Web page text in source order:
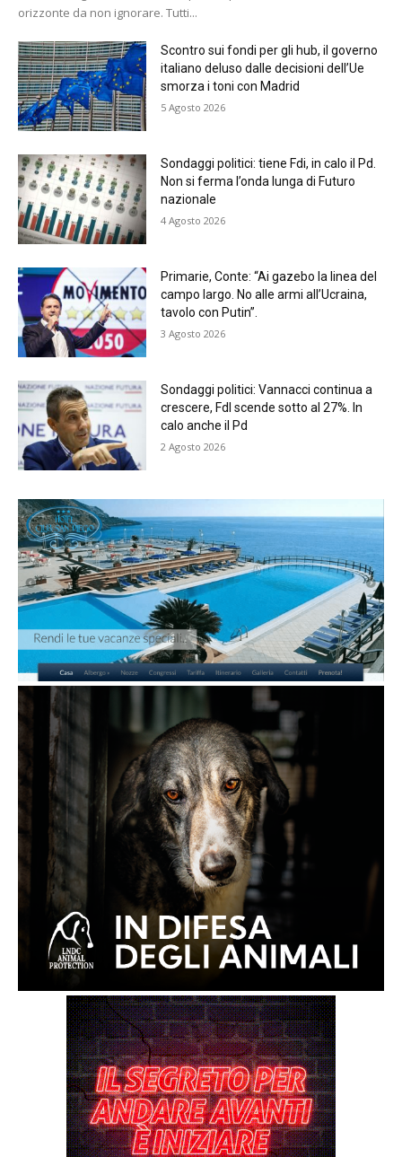
orizzonte da non ignorare. Tutti...
Scontro sui fondi per gli hub, il governo
italiano deluso dalle decisioni dell’Ue
smorza i toni con Madrid
5 Agosto 2026
Sondaggi politici: tiene Fdi, in calo il Pd.
Non si ferma l’onda lunga di Futuro
nazionale
4 Agosto 2026
Primarie, Conte: “Ai gazebo la linea del
campo largo. No alle armi all’Ucraina,
tavolo con Putin”.
3 Agosto 2026
Sondaggi politici: Vannacci continua a
crescere, FdI scende sotto al 27%. In
calo anche il Pd
2 Agosto 2026